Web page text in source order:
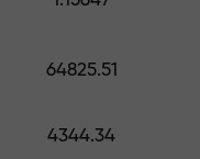
64825.51
4344.34